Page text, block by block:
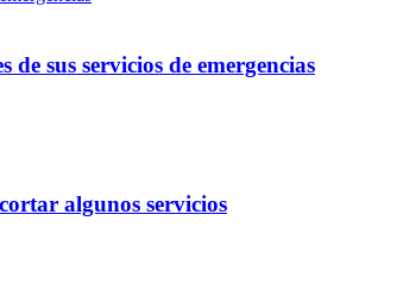
sus servicios de emergencias
algunos servicios